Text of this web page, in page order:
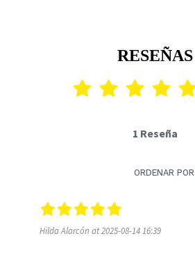
RESEÑAS
1 Reseña
ORDENAR POR
Hilda Alarcón at 2025-08-14 16:39